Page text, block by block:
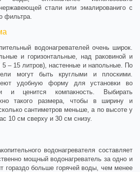
стали или эмалированиго с
фильтра.
водонагревателей очень широк.
и горизонтальные, над раковиной и
5 – 15 литров), настенные и напольные. По
могут быть круглыми и плоскими.
удобную форму для установки во
и ценится компакность. Выбирать
такого размера, чтобы в ширину и
сантиметров меньше, а по высоте у
10 см сверху и 30 см снизу.
водонагревателя составляет
мощный водонагреватель за одно и
гораздо больше горячей воды, чем менее